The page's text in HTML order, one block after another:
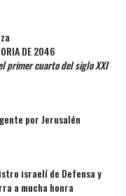
DE 2046
primer cuarto del siglo XXI
por Jerusalén
israelí de Defensa y
a mucha honra